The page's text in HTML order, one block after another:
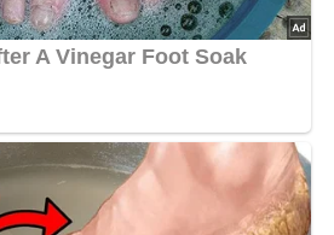
Speck entsteht ein
auskräftigen und
die langsame Garzeit: Dabei
zu einergeschmacklich
Gemüsebasis
, die sich vielseitig
wieThymian und Lorbeer